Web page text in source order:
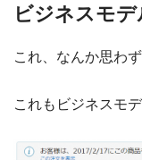
ビジネスモデ
これ、なんか思わ
これもビジネスモ